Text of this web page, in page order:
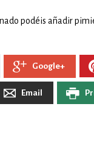
podéis añadir
Google+
Email